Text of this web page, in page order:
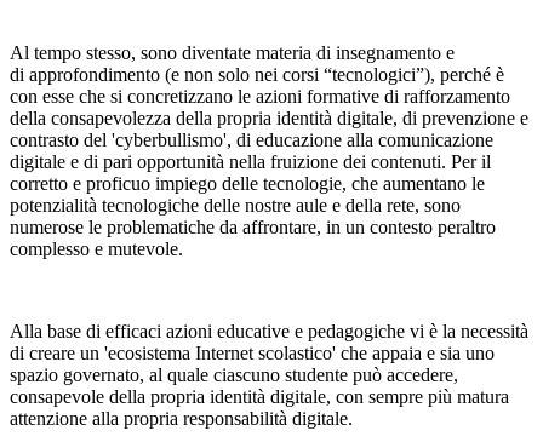
Al tempo stesso, sono diventate materia di insegnamento e
di approfondimento (e non solo nei corsi “tecnologici”), perché è
con esse che si concretizzano le azioni formative di rafforzamento
della consapevolezza della propria identità digitale, di prevenzione e
contrasto del 'cyberbullismo', di educazione alla comunicazione
digitale e di pari opportunità nella fruizione dei contenuti. Per il
corretto e proficuo impiego delle tecnologie, che aumentano le
potenzialità tecnologiche delle nostre aule e della rete, sono
numerose le problematiche da affrontare, in un contesto peraltro
complesso e mutevole.
Alla base di efficaci azioni educative e pedagogiche vi è la necessità
di creare un 'ecosistema Internet scolastico' che appaia e sia uno
spazio governato, al quale ciascuno studente può accedere,
consapevole della propria identità digitale, con sempre più matura
attenzione alla propria responsabilità digitale.